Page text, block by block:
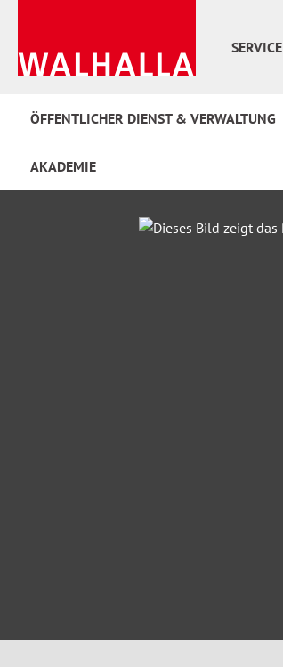
SERVICE
ÖFFENTLICHER DIENST & VERWALTUNG
AKADEMIE
Bildergalerie überspringen